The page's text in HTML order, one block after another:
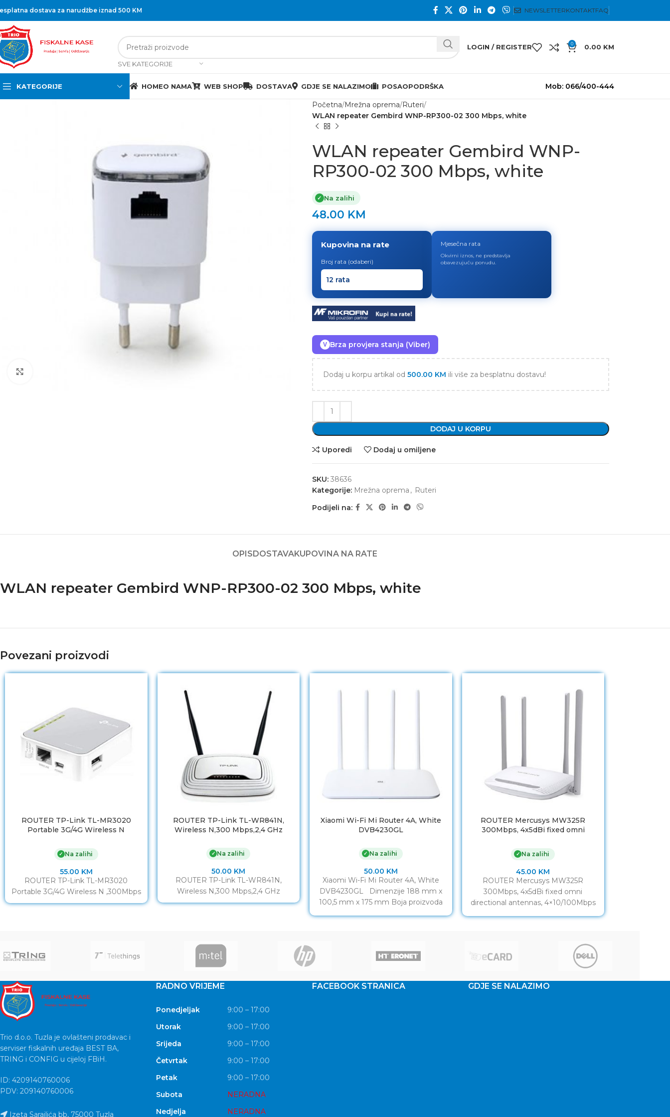
dostava za narudžbe iznad 500 KM NEWSLETTERKONTAKTFAQ
SVE KATEGORIJE
LOGIN / REGISTER 0 0.00 KM
KATEGORIJE HOMEO NAMA WEB SHOP DOSTAVA GDJE SE NALAZIMO POSAOPODRŠKA Mob: 066/400-444
Početna Mrežna oprema Ruteri
WLAN repeater Gembird WNP-RP300-02 300 Mbps, white
WLAN repeater Gembird WNP-
RP300-02 300 Mbps, white
✓ Na zalihi
48.00 KM
Kupovina na rate
Broj rata (odaberi)
Mjesečna rata
Okvirni iznos, ne predstavlja
obavezujuću ponudu.
V Brza provjera stanja (Viber)
Dodaj u korpu artikal od 500.00 KM ili više za besplatnu dostavu!
DODAJ U KORPU
Uporedi Dodaj u omiljene
SKU: 38636
Kategorije: Mrežna oprema , Ruteri
Podijeli na:
OPISDOSTAVAKUPOVINA NA RATE
WLAN repeater Gembird WNP-RP300-02 300 Mbps, white
Povezani proizvodi
ROUTER TP-Link TL-MR3020
Portable 3G/4G Wireless N
✓ Na zalihi
55.00 KM
ROUTER TP-Link TL-MR3020
Portable 3G/4G Wireless N ,300Mbps
ROUTER TP-Link TL-WR841N,
Wireless N,300 Mbps,2,4 GHz
✓ Na zalihi
50.00 KM
ROUTER TP-Link TL-WR841N,
Wireless N,300 Mbps,2,4 GHz
Xiaomi Wi-Fi Mi Router 4A, White
DVB4230GL
✓ Na zalihi
50.00 KM
Xiaomi Wi-Fi Mi Router 4A, White
DVB4230GL Dimenzije 188 mm x
100,5 mm x 175 mm Boja proizvoda
ROUTER Mercusys MW325R
300Mbps, 4x5dBi fixed omni
LAN ports, IEEE 802.11b, 2.4GHz, CE,
✓ Na zalihi
45.00 KM
ROUTER Mercusys MW325R
300Mbps, 4x5dBi fixed omni
directional antennas, 4×10/100Mbps
Trio d.o.o. Tuzla je ovlašteni prodavac i
serviser fiskalnih uređaja BEST BA,
TRING i CONFIG u cijeloj FBiH.
ID: 4209140760006
PDV: 209140760006
Izeta Sarajlića bb, 75000 Tuzla
RADNO VRIJEME
Ponedjeljak
9:00 – 17:00
Utorak
9:00 – 17:00
Srijeda
9:00 – 17:00
Četvrtak
9:00 – 17:00
Petak
9:00 – 17:00
Subota
NERADNA
Nedjelja
NERADNA
FACEBOOK STRANICA GDJE SE NALAZIMO